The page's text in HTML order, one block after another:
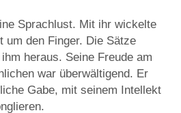
Sprachlust. Mit ihr wickelte
um den Finger. Die Sätze
heraus. Seine Freude am
war überwältigend. Er
Gabe, mit seinem Intellekt